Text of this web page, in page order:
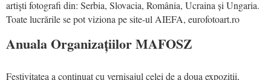
artişti fotografi din: Serbia, Slovacia, România, Ucraina și Ungaria.
Toate lucrările se pot viziona pe site-ul AIEFA, eurofotoart.ro
Anuala Organizațiilor MAFOSZ
Festivitatea a continuat cu vernisajul celei de a doua expoziţii,